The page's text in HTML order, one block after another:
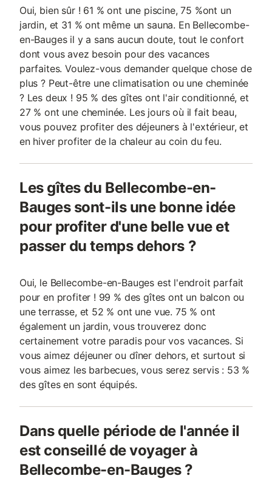
Oui, bien sûr ! 61 % ont une piscine, 75 %ont un
jardin, et 31 % ont même un sauna. En Bellecombe-
en-Bauges il y a sans aucun doute, tout le confort
dont vous avez besoin pour des vacances
parfaites. Voulez-vous demander quelque chose de
plus ? Peut-être une climatisation ou une cheminée
? Les deux ! 95 % des gîtes ont l'air conditionné, et
27 % ont une cheminée. Les jours où il fait beau,
vous pouvez profiter des déjeuners à l'extérieur, et
en hiver profiter de la chaleur au coin du feu.
Les gîtes du Bellecombe-en-
Bauges sont-ils une bonne idée
pour profiter d'une belle vue et
passer du temps dehors ?
Oui, le Bellecombe-en-Bauges est l'endroit parfait
pour en profiter ! 99 % des gîtes ont un balcon ou
une terrasse, et 52 % ont une vue. 75 % ont
également un jardin, vous trouverez donc
certainement votre paradis pour vos vacances. Si
vous aimez déjeuner ou dîner dehors, et surtout si
vous aimez les barbecues, vous serez servis : 53 %
des gîtes en sont équipés.
Dans quelle période de l'année il
est conseillé de voyager à
Bellecombe-en-Bauges ?